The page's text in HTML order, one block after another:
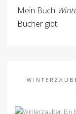
Mein Buch
Bücher gibt: